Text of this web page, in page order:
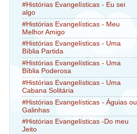
#Histórias Evangelísticas - Eu sei
algo
#Histórias Evangelísticas - Meu
Melhor Amigo
#Histórias Evangelísticas - Uma
Bíblia Partida
#Histórias Evangelísticas - Uma
Bíblia Poderosa
#Histórias Evangelísticas - Uma
Cabana Solitária
#Histórias Evangelísticas - Águias ou
Galinhas
#Histórias Evangelísticas -Do meu
Jeito